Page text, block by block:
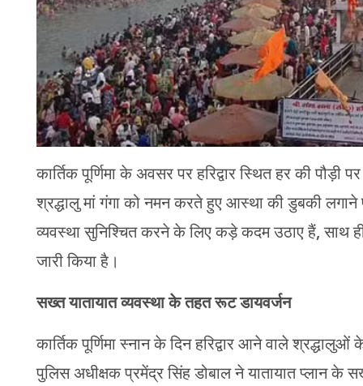
कार्तिक पूर्णिमा के अवसर पर हरिद्वार स्थित हर की
श्रद्धालु मां गंगा को नमन करते हुए आस्था की डुबकी
व्यवस्था सुनिश्चित करने के लिए कड़े कदम उठाए हैं, साथ
जारी किया है।
सख्त यातायात व्यवस्था के तहत रूट डायवर्जन
कार्तिक पूर्णिमा स्नान के दिन हरिद्वार आने वाले
पुलिस अधीक्षक प्रमेंद्र सिंह डोबाल ने यातायात प्लान के
हरिद्वार